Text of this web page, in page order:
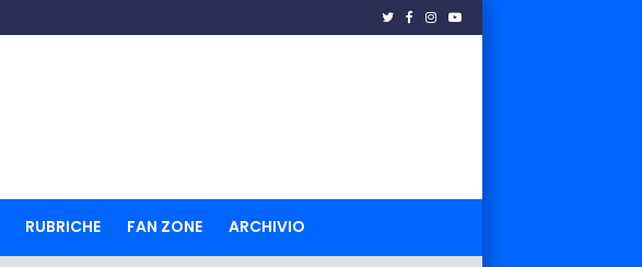
RUBRICHE FAN ZONE ARCHIVIO